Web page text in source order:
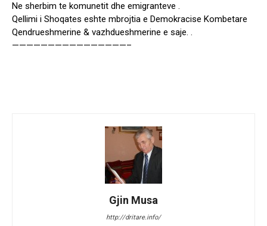
Ne sherbim te komunetit dhe emigranteve .
Qellimi i Shoqates eshte mbrojtia e Demokracise Kombetare
Qendrueshmerine & vazhdueshmerine e saje. .
————————————————–
Gjin Musa
http://dritare.info/